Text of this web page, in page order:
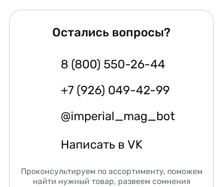
Остались вопросы?
8 (800) 550-26-44
+7 (926) 049-42-99
@imperial_mag_bot
Написать в VK
Проконсультируем по ассортименту, поможем
найти нужный товар, развеем сомнения